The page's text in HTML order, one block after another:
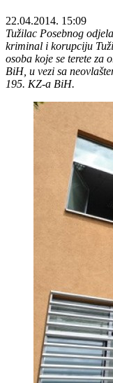
22.04.2014. 15:09
Tužilac Posebnog
kriminal i korupciju
osoba koje se terete
BiH, u vezi sa
195. KZ-a BiH.